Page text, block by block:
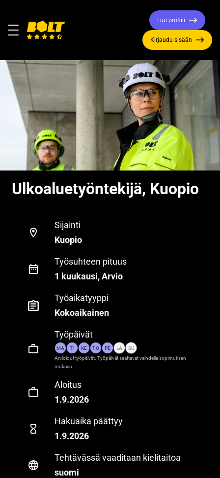
Valikko
etusivulle
Luo profiili
Kirjaudu sisään
Ulkoaluetyöntekijä, Kuopio
Sijainti
Kuopio
Työsuhteen pituus
1 kuukausi, Arvio
Työaikatyyppi
Kokoaikainen
Työpäivät
MA TI KE TO PE LA
SU
Arvioidut työpäivät. Työpäivät saattavat vaihdella sopimuksen
mukaan.
Aloitus
1.9.2026
Hakuaika päättyy
1.9.2026
Tehtävässä vaaditaan kielitaitoa
suomi